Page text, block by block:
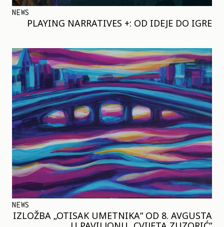
NEWS
PLAYING NARRATIVES +: OD IDEJE DO IGRE
NEWS
IZLOŽBA „OTISAK UMETNIKA“ OD 8. AVGUSTA